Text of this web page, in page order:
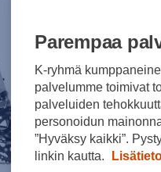
Parempaa
K-ryhmä
palvelumme toimivat
palveluiden
personoidun
”Hyväksy kaikki”.
linkin kautta.